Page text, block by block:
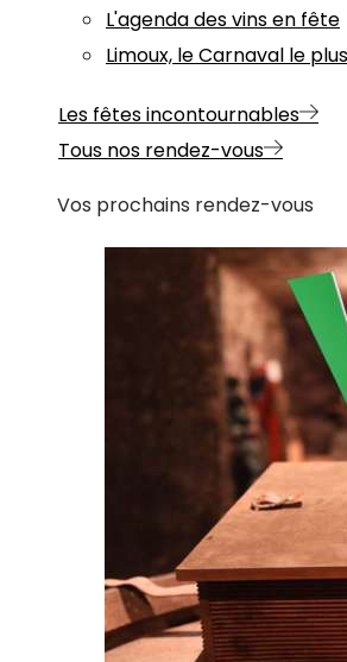
L'agenda des vins en fête
Limoux, le Carnaval le
Les fêtes incontournables
Tous nos rendez-vous
Vos prochains rendez-vous